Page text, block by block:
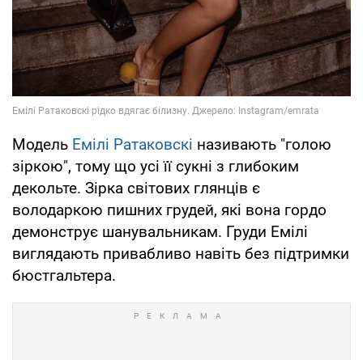
Модель Емілі Ратаковскі називають "голою
зіркою", тому що усі її сукні з глибоким
декольте. Зірка світових глянців є
володаркою пишних грудей, які вона гордо
демонструє шанувальникам. Груди Емілі
виглядають привабливо навіть без підтримки
бюстгальтера.